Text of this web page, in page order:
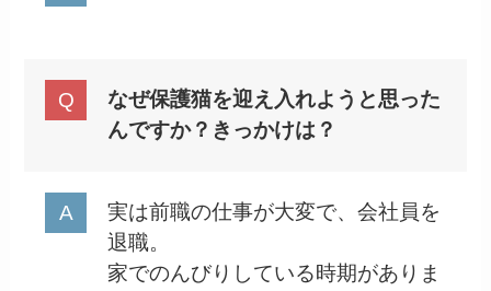
なぜ保護猫を迎え入れようと思った
んですか？きっかけは？
実は前職の仕事が大変で、会社員を
退職。
家でのんびりしている時期がありま